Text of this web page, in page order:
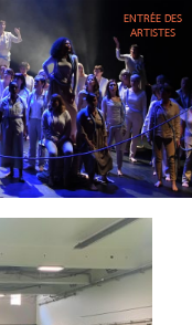
ENTRÉE DES
ARTISTES